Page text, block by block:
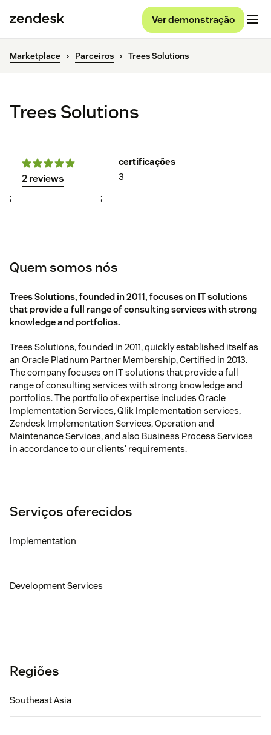
Ver demonstração
Marketplace Parceiros Trees Solutions
Trees Solutions
2 reviews
certificações
3
; ;
Quem somos nós
Trees Solutions, founded in 2011, focuses on IT solutions
that provide a full range of consulting services with strong
knowledge and portfolios.
Trees Solutions, founded in 2011, quickly established itself as
an Oracle Platinum Partner Membership, Certified in 2013.
The company focuses on IT solutions that provide a full
range of consulting services with strong knowledge and
portfolios. The portfolio of expertise includes Oracle
Implementation Services, Qlik Implementation services,
Zendesk Implementation Services, Operation and
Maintenance Services, and also Business Process Services
in accordance to our clients' requirements.
Serviços oferecidos
Implementation
Development Services
Regiões
Southeast Asia